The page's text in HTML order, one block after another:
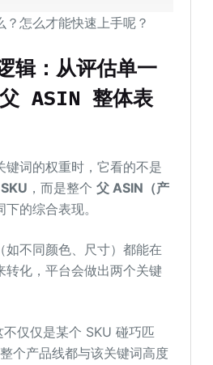
怎么才能快速上手呢？
辑：从评估单一
ASIN 整体表
键词的权重时，它看的不是
SKU ，而是整个父 ASIN（产
的综合表现。
如不同颜色、尺寸）都能在
转化，平台会做出两个关键
不仅仅是某个 SKU 碰巧匹
个产品线都与该关键词高度